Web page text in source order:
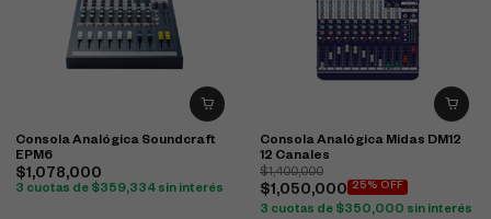
Consola Analógica Soundcraft
EPM6
$1,078,000
3 cuotas de $359,334 sin interés
Consola Analógica Midas DM12
12 Canales
$1,400,000
$1,050,000 25% OFF
3 cuotas de $350,000 sin interés